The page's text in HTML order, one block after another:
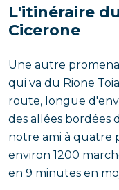
L'itinéraire
Cicerone
Une autre
qui va du Rione
route, longue
des allées bordées
notre ami à quatre
environ 1200
en 9 minutes en